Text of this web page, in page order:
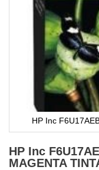
HP Inc
al
comienzo
HP Inc
MAGENTA